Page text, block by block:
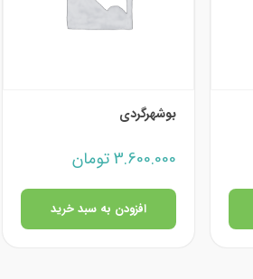
بوشهرگردی
3.600.000تومان
افزودن به سبد خرید